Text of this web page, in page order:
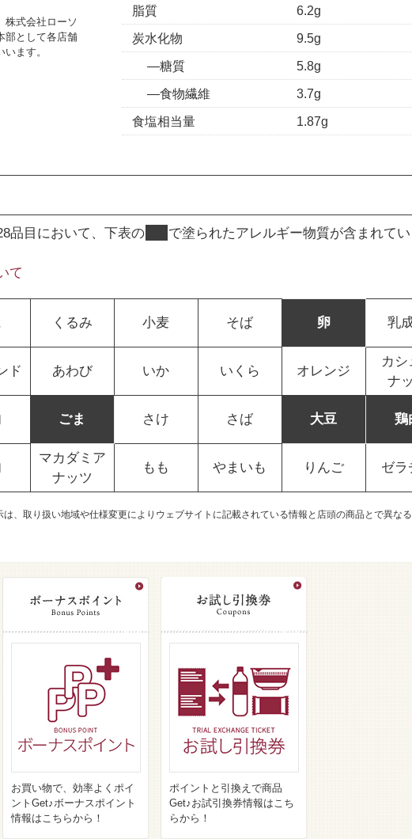
脂質
6.2g
炭水化物
9.5g
糖質
5.8g
食物繊維
3.7g
食塩相当量
1.87g
株式会社ローソ
部として各店舗
ます。
品目において、下表の
で塗られたアレルギー物質が含まれて
て
くるみ 小麦 そば 卵 乳
ド あわび いか いくら オレンジ
カシ
ナ
ごま さけ さば 大豆 鶏
マカダミア
ナッツ
もも やまいも りんご ゼラ
、取り扱い地域や仕様変更によりウェブサイトに記載されている情報と店頭の商品とで異な
お買い物で、効率よくポイ
ントGet♪ボーナスポイント
情報はこちらから！
ポイントと引換えで商品
Get♪お試引換券情報はこち
らから！